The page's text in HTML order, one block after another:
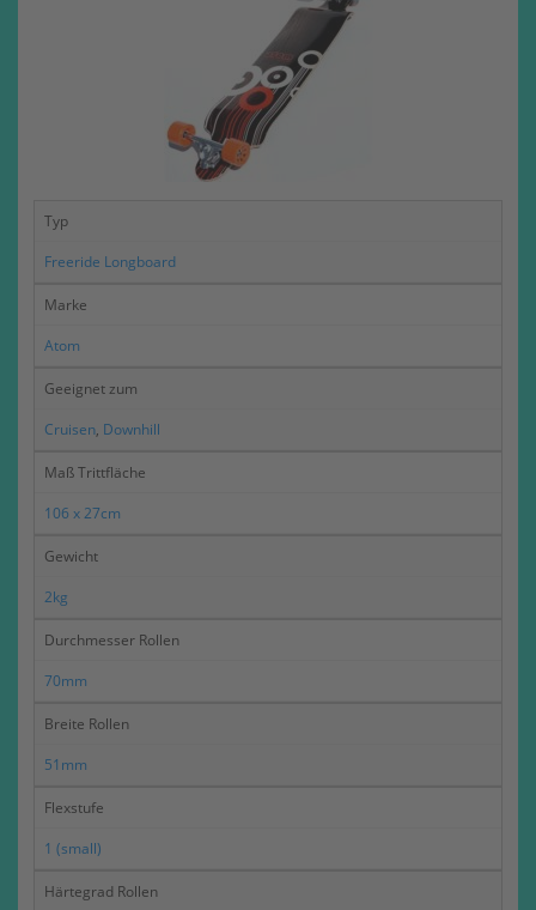
Typ
Freeride Longboard
Marke
Atom
Geeignet zum
Cruisen, Downhill
Maß Trittfläche
106 x 27cm
Gewicht
2kg
Durchmesser Rollen
70mm
Breite Rollen
51mm
Flexstufe
1 (small)
Härtegrad Rollen